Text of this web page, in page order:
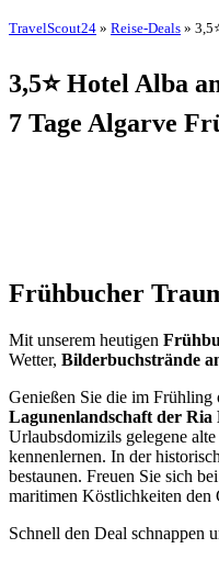
TravelScout24 » Reise-Deals »
3,5⭐ Hotel Alba
7 Tage Algarve
Frühbucher
Mit unserem heutigen
Wetter, Bilderbuchstrände
Genießen Sie die im Frühling
Lagunenlandschaft der Ria
Urlaubsdomizils gelegene alte
kennenlernen. In der
bestaunen. Freuen Sie sich
maritimen Köstlichkeiten den
Schnell den Deal schnappen